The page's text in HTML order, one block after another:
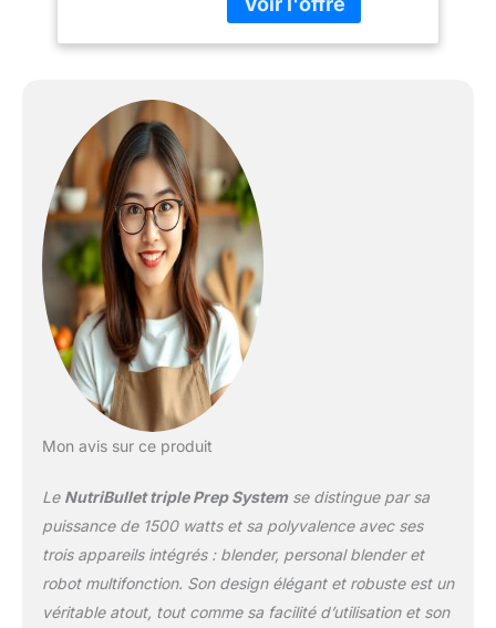
programmes affichés
trois vitesses, d’une
fonction pulse, et de
programmes intelligents
prédéfinis pour des
préparations simples et
rapides. [L'ENSEMBLE
COMPREND] (1) Pichet
1,8 L, (1) Bol
multifonction 1,8L, (2)
Tasses, (2) Couvercles
de voyage, (1) Lames en
[ECRAN TACTILE DE
CONTROLE] La base
élégante du design
s'illumine avec les
différents programmes et
les options. Intuitif et
Mon avis sur ce produit
Le NutriBullet triple Prep Systemse distingue par sa
puissance de 1500 watts et sa polyvalence avec ses
trois appareils intégrés : blender, personal blender et
robot multifonction. Son design élégant et robuste est un
véritable atout, tout comme sa facilité d’utilisation et son